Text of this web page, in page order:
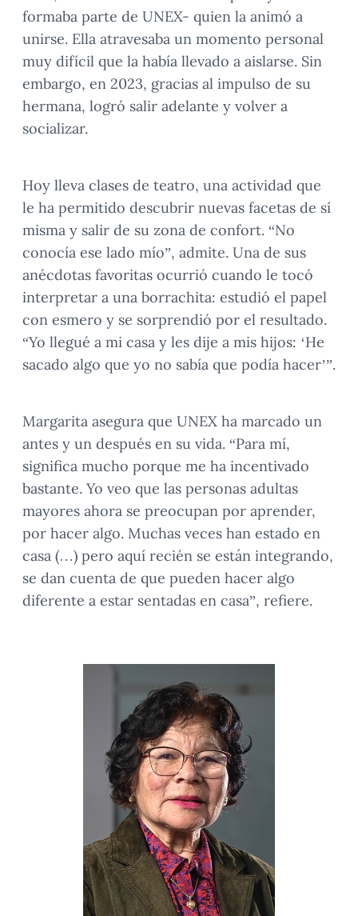
formaba parte de UNEX- quien la animó a
unirse. Ella atravesaba un momento personal
muy difícil que la había llevado a aislarse. Sin
embargo, en 2023, gracias al impulso de su
hermana, logró salir adelante y volver a
socializar.
Hoy lleva clases de teatro, una actividad que
le ha permitido descubrir nuevas facetas de sí
misma y salir de su zona de confort. “No
conocía ese lado mío”, admite. Una de sus
anécdotas favoritas ocurrió cuando le tocó
interpretar a una borrachita: estudió el papel
con esmero y se sorprendió por el resultado.
“Yo llegué a mi casa y les dije a mis hijos: ‘He
sacado algo que yo no sabía que podía hacer’”.
Margarita asegura que UNEX ha marcado un
antes y un después en su vida. “Para mí,
significa mucho porque me ha incentivado
bastante. Yo veo que las personas adultas
mayores ahora se preocupan por aprender,
por hacer algo. Muchas veces han estado en
casa (…) pero aquí recién se están integrando,
se dan cuenta de que pueden hacer algo
diferente a estar sentadas en casa”, refiere.